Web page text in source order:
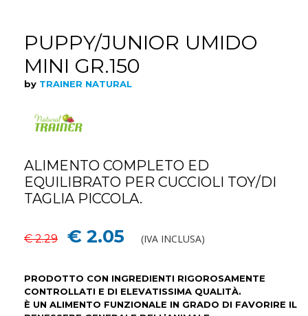
PUPPY/JUNIOR UMIDO
MINI GR.150
by TRAINER NATURAL
ALIMENTO COMPLETO ED
EQUILIBRATO PER CUCCIOLI TOY/DI
TAGLIA PICCOLA.
€ 2.29 € 2.05 (IVA INCLUSA)
PRODOTTO CON INGREDIENTI RIGOROSAMENTE
CONTROLLATI E DI ELEVATISSIMA QUALITÀ.
È UN ALIMENTO FUNZIONALE IN GRADO DI FAVORIRE IL